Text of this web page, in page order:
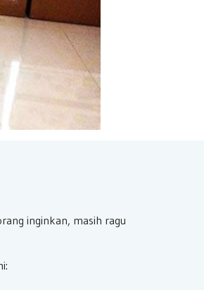
inginkan, masih ragu